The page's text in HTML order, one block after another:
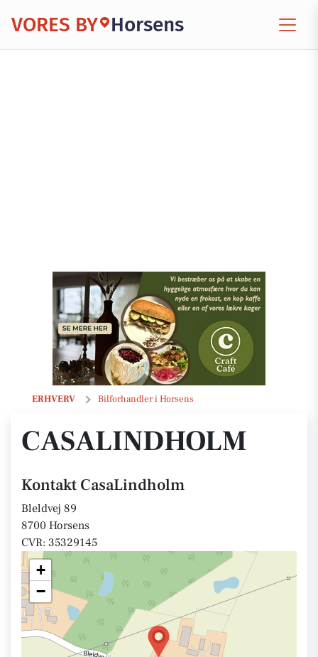
VORES BY Horsens
ERHVERV Bilforhandler i Horsens
CasaLindholm
CASALINDHOLM
Kontakt CasaLindholm
Bleldvej 89
8700 Horsens
CVR: 35329145
+
−